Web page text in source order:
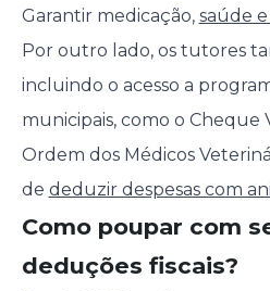
Garantir medicação, saúde
Por outro lado, os tutores
incluindo o acesso a
municipais, como o Cheque
Ordem dos Médicos
de deduzir despesas com
Como poupar com
deduções fiscais?